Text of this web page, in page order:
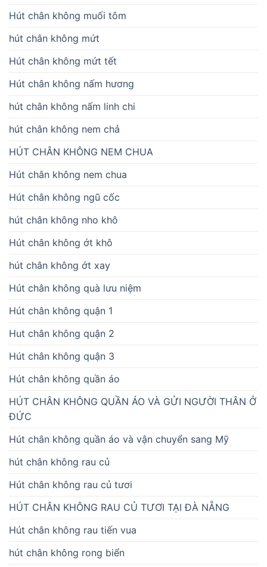
Hút chân không muối tôm
hút chân không mứt
Hút chân không mứt tết
Hút chân không nấm hương
hút chân không nấm linh chi
hút chân không nem chả
HÚT CHÂN KHÔNG NEM CHUA
Hút chân không nem chua
Hút chân không ngũ cốc
hút chân không nho khô
Hút chân không ớt khô
hút chân không ớt xay
Hút chân không quà lưu niệm
Hút chân không quận 1
Hut chân không quận 2
Hút chân không quận 3
Hút chân không quần áo
HÚT CHÂN KHÔNG QUẦN ÁO VÀ GỬI NGƯỜI THÂN Ở
ĐỨC
Hút chân không quần áo và vận chuyển sang Mỹ
hút chân không rau củ
Hút chân không rau củ tươi
HÚT CHÂN KHÔNG RAU CỦ TƯƠI TẠI ĐÀ NẴNG
Hút chân không rau tiến vua
hút chân không rong biển